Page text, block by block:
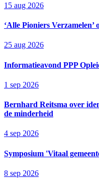
15 aug 2026
‘Alle Pioniers Verzamelen’
25 aug 2026
Informatieavond PPP
1 sep 2026
Bernhard Reitsma over
de minderheid
4 sep 2026
Symposium 'Vitaal
8 sep 2026